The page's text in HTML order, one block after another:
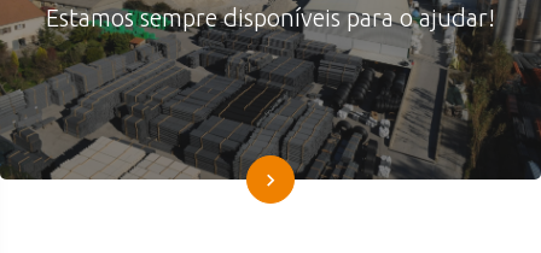
Estamos sempre disponíveis para o ajudar!